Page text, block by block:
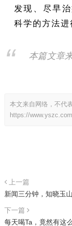
发现、尽早
科学的方法
本篇文章
本文来自网络，不代
https://
上一篇
新闻三分钟，知晓玉
下一篇
每天喝Ta，竟然有这